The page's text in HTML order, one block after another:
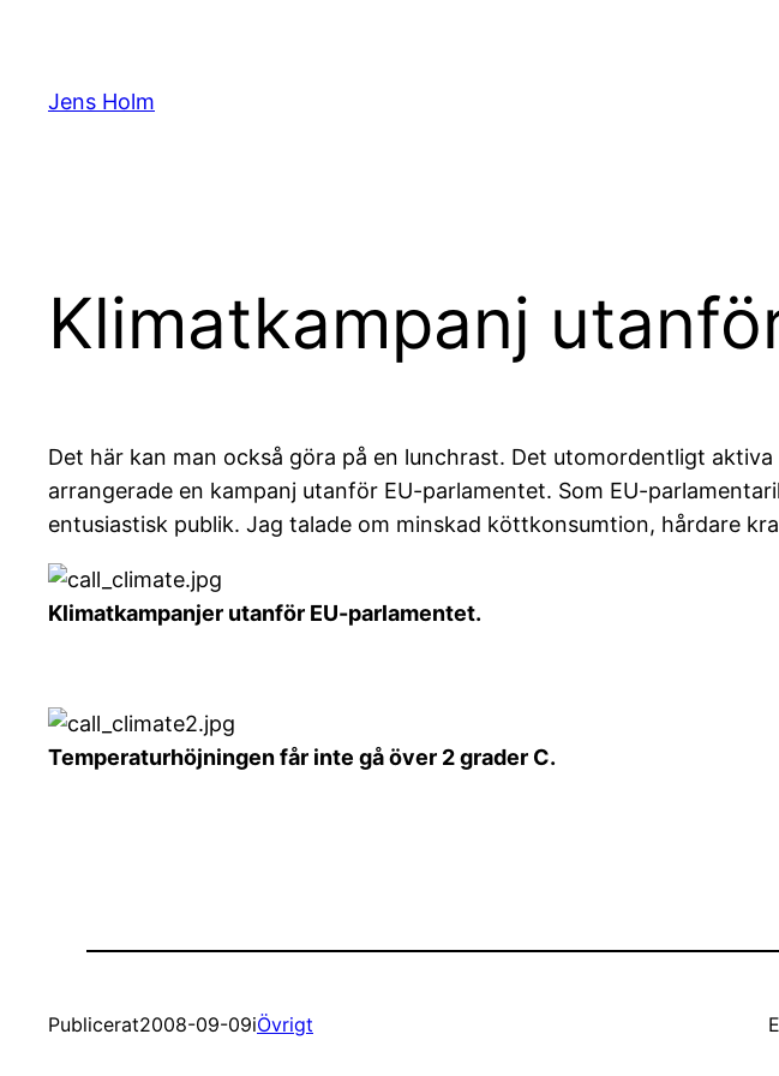
innehåll
Jens Holm
Klimatkampanj
Det här kan man också göra på en lunchrast. Det utomordentligt
arrangerade en kampanj utanför EU-parlamentet. Som EU-
entusiastisk publik. Jag talade om minskad köttkonsumtion, hårdare
Klimatkampanjer utanför EU-parlamentet.
Temperaturhöjningen får inte gå över 2 grader C.
Publicerat2008-09-09iÖvrigt